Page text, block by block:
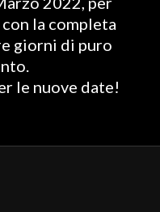
la completa
giorni di puro
le nuove date!